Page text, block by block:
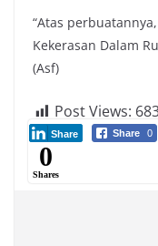
“Atas
Kekerasan Dalam
(Asf)
Post Views:
Share 0
Share
0
Shares